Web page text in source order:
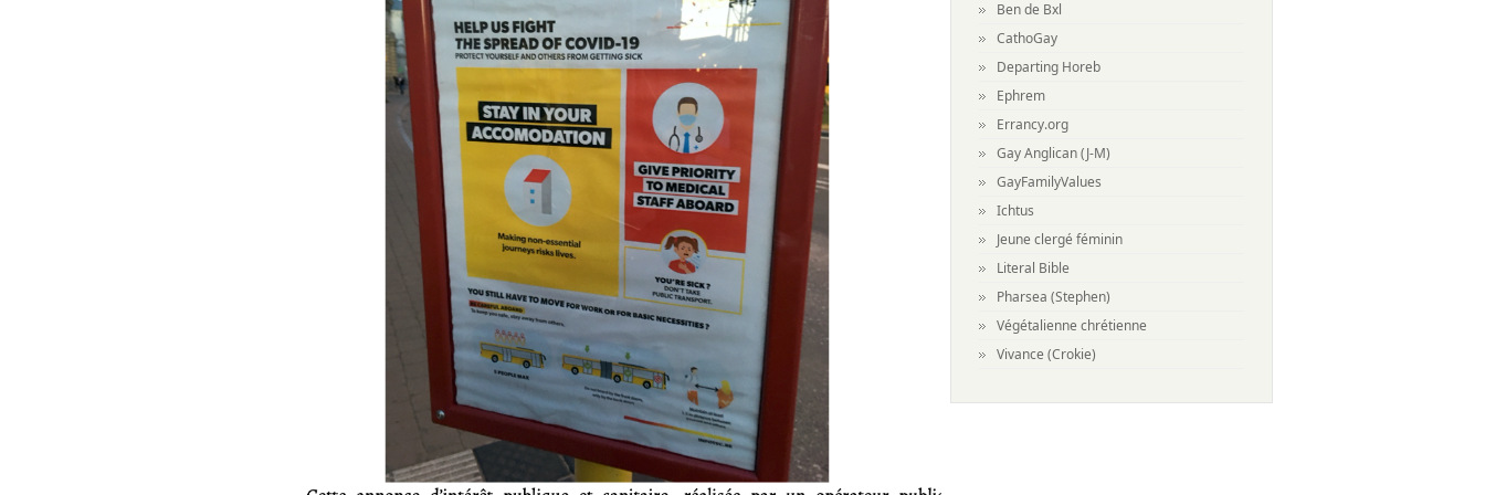
Ben de Bxl
CathoGay
Departing Horeb
Ephrem
Errancy.org
Gay Anglican (J-M)
GayFamilyValues
Ichtus
Jeune clergé féminin
Literal Bible
Pharsea (Stephen)
Végétalienne chrétienne
Vivance (Crokie)